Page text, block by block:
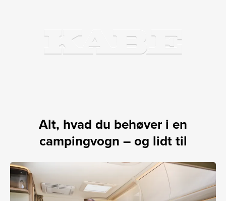
Alt, hvad du behøver i en
campingvogn – og lidt til